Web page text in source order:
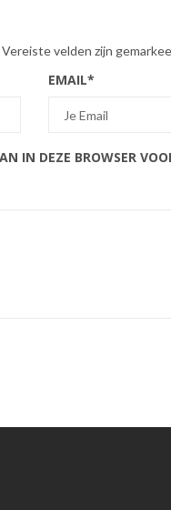
Vereiste velden zijn
EMAIL*
IN DEZE BROWSER